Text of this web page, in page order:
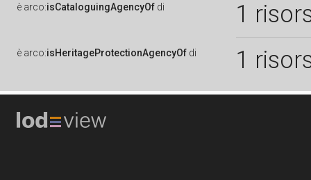
è arco:isCataloguingAgencyOf di 1
è arco:isHeritageProtectionAgencyOf di 1